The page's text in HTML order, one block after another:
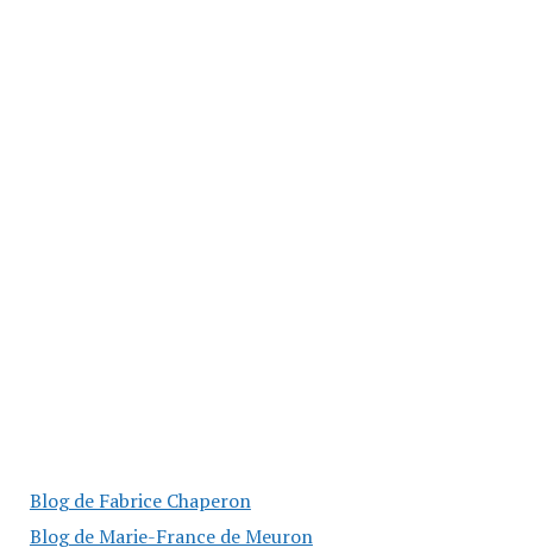
Blog de Fabrice Chaperon
Blog de Marie-France de Meuron